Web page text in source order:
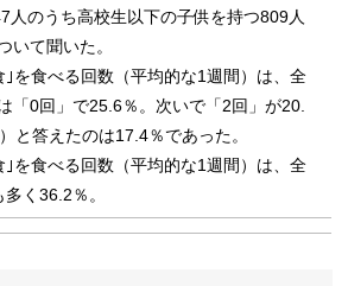
人のうち高校生以下の子供を持つ809人
いて聞いた。
を食べる回数（平均的な1週間）は、全
「0回」で25.6％。次いで「2回」が20.
と答えたのは17.4％であった。
を食べる回数（平均的な1週間）は、全
く36.2％。